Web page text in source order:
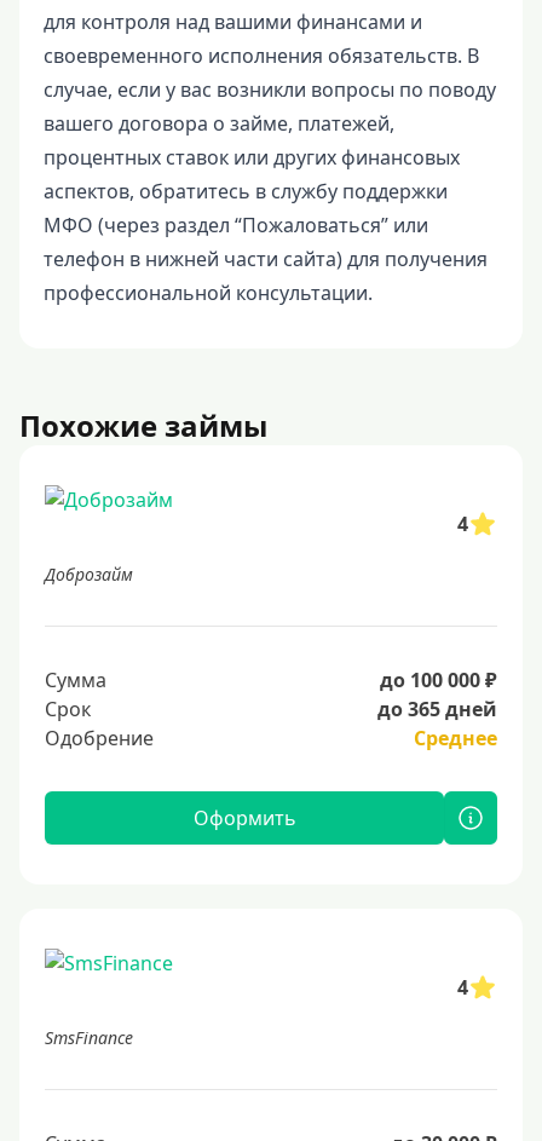
для контроля над вашими финансами и
своевременного исполнения обязательств. В
случае, если у вас возникли вопросы по поводу
вашего договора о займе, платежей,
процентных ставок или других финансовых
аспектов, обратитесь в службу поддержки
МФО (через раздел “Пожаловаться” или
телефон в нижней части сайта) для получения
профессиональной консультации.
Похожие займы
4
Доброзайм
Сумма
до 100 000 ₽
Срок
до 365 дней
Одобрение
Среднее
Оформить
4
SmsFinance